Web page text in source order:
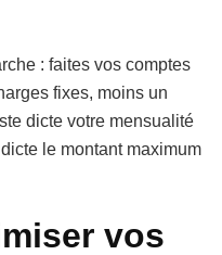
: faites vos comptes
fixes, moins un
dicte votre mensualité
le montant maximum
vos